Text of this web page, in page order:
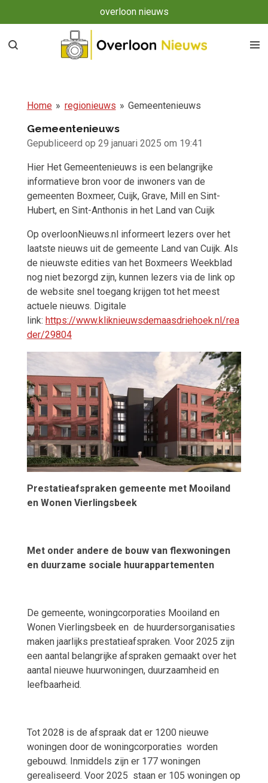
direct
naar
overloon nieuws
Home » regionieuws » Gemeentenieuws
Gemeentenieuws
Gepubliceerd op 29 januari 2025 om 19:41
Hier Het Gemeentenieuws is een belangrijke
informatieve bron voor de inwoners van de
gemeenten Boxmeer, Cuijk, Grave, Mill en Sint-
Hubert, en Sint-Anthonis in het Land van Cuijk
Op overloonNieuws.nl informeert lezers over het
laatste nieuws uit de gemeente Land van Cuijk. Als
de nieuwste edities van het Boxmeers Weekblad
nog niet bezorgd zijn, kunnen lezers via de link op
de website snel toegang krijgen tot het meest
actuele nieuws. Digitale
link: https://www.kliknieuwsdemaasdriehoek.nl/rea
der/29804
Prestatieafspraken gemeente met Mooiland
en Wonen Vierlingsbeek
Met onder andere de bouw van flexwoningen
en duurzame sociale huurappartementen
De gemeente, woningcorporaties Mooiland en
Wonen Vierlingsbeek en de huurdersorganisaties
maken jaarlijks prestatieafspraken. Voor 2025 zijn
een aantal belangrijke afspraken gemaakt over het
aantal nieuwe huurwoningen, duurzaamheid en
leefbaarheid.
Tot 2028 is de afspraak dat er 1200 nieuwe
woningen door de woningcorporaties worden
gebouwd. Inmiddels zijn er 177 woningen
gerealiseerd. Voor 2025 staan er 105 woningen op